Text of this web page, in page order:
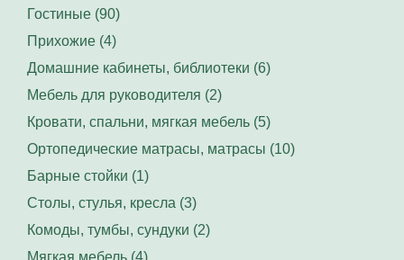
Гостиные (90)
Прихожие (4)
Домашние кабинеты, библиотеки (6)
Мебель для руководителя (2)
Кровати, спальни, мягкая мебель (5)
Ортопедические матрасы, матрасы (10)
Барные стойки (1)
Столы, стулья, кресла (3)
Комоды, тумбы, сундуки (2)
Мягкая мебель (4)